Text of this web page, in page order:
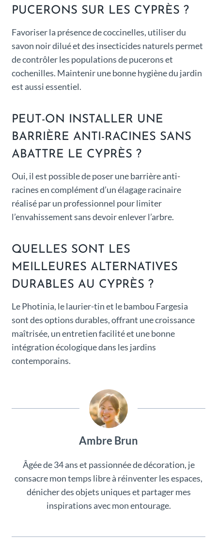
PUCERONS SUR LES CYPRÈS ?
Favoriser la présence de coccinelles, utiliser du
savon noir dilué et des insecticides naturels permet
de contrôler les populations de pucerons et
cochenilles. Maintenir une bonne hygiène du jardin
est aussi essentiel.
PEUT-ON INSTALLER UNE
BARRIÈRE ANTI-RACINES SANS
ABATTRE LE CYPRÈS ?
Oui, il est possible de poser une barrière anti-
racines en complément d’un élagage racinaire
réalisé par un professionnel pour limiter
l’envahissement sans devoir enlever l’arbre.
QUELLES SONT LES
MEILLEURES ALTERNATIVES
DURABLES AU CYPRÈS ?
Le Photinia, le laurier-tin et le bambou Fargesia
sont des options durables, offrant une croissance
maîtrisée, un entretien facilité et une bonne
intégration écologique dans les jardins
contemporains.
Ambre Brun
Âgée de 34 ans et passionnée de décoration, je
consacre mon temps libre à réinventer les espaces,
dénicher des objets uniques et partager mes
inspirations avec mon entourage.